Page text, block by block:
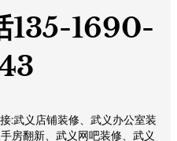
135-1690-
:武义店铺装修、武义办公室装
房翻新、武义网吧装修、武义